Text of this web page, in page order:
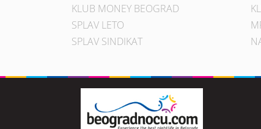
KLUB MONEY BEOGRAD
SPLAV LETO
SPLAV SINDIKAT